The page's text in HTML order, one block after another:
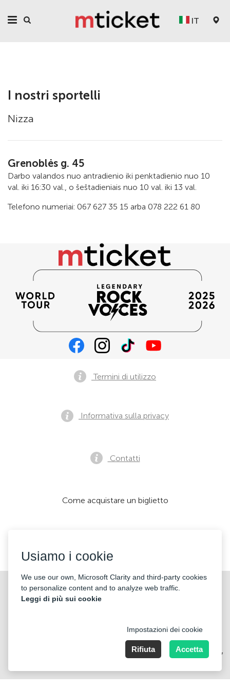
IT
I nostri sportelli
Nizza
Grenoblės g. 45
Darbo valandos nuo antradienio iki penktadienio nuo 10
val. iki 16:30 val., o šeštadieniais nuo 10 val. iki 13 val.
Telefono numeriai: 067 627 35 15 arba 078 222 61 80
©2026 «KONTRAMARKA OÜ» Tutti i diritti riservati
Termini di utilizzo
Informativa sulla privacy
Contatti
Come acquistare un biglietto
Harju maakond, Tallinn, Kesklinna linnaosa, Pärnu mnt 139b, 11317
Usiamo i cookie
We use our own, Microsoft Clarity and third-party cookies
to personalize content and to analyze web traffic.
Leggi di più sui cookie
Impostazioni dei cookie
Rifiuta Accetta